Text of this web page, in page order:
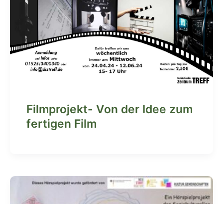
Filmprojekt- Von der Idee zum
fertigen Film